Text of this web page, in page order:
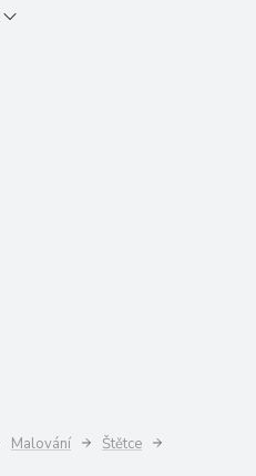
Malování
Štětce